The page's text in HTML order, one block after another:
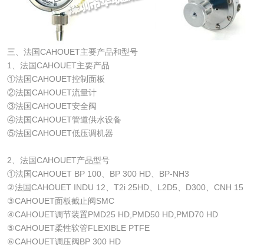
三、法国CAHOUET主要产品和型号
1、法国CAHOUET主要产品
①法国CAHOUET控制面板
②法国CAHOUET流量计
③法国CAHOUET安全阀
④法国CAHOUET管道供水设备
⑤法国CAHOUET低压调机器
2、法国CAHOUET产品型号
①法国CAHOUET BP 100、BP 300 HD、BP-NH3
②法国CAHOUET INDU 12、T2i 25HD、L2D5、D300、CNH 15
③CAHOUET面板截止阀SMC
④CAHOUET调节装置PMD25 HD,PMD50 HD,PMD70 HD
⑤CAHOUET柔性软管FLEXIBLE PTFE
⑥CAHOUET调压阀BP 300 HD